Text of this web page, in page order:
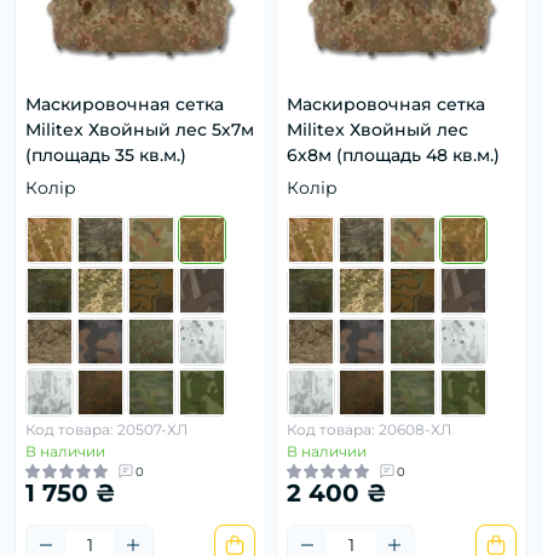
Маскировочная сетка
Militex Хвойный лес 5х7м
(площадь 35 кв.м.)
Колір
Код товара: 20507-ХЛ
В наличии
0
1 750 ₴
Маскировочная сетка
Militex Хвойный лес
6х8м (площадь 48 кв.м.)
Колір
Код товара: 20608-ХЛ
В наличии
0
2 400 ₴